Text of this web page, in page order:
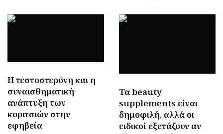
Η τεστοστερόνη και η
συναισθηματική
ανάπτυξη των
κοριτσιών στην
εφηβεία
Τα beauty
supplements είναι
δημοφιλή, αλλά οι
ειδικοί εξετάζουν αν